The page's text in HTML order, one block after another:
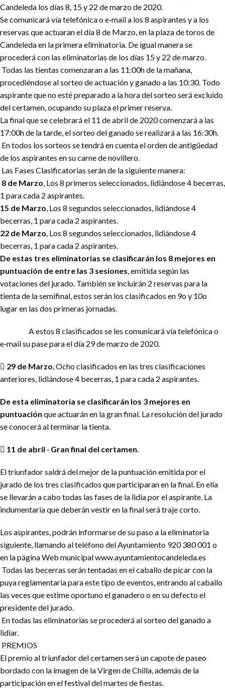
Candeleda los días 8, 15 y 22 de marzo de 2020.
Se comunicará vía telefónica o e‐mail a los 8 aspirantes y a los
reservas que actuaran el día 8 de Marzo, en la plaza de toros de
Candeleda en la primera eliminatoria. De igual manera se
procederá con las eliminatorias de los días 15 y 22 de marzo.
Todas las tientas comenzaran a las 11:00h de la mañana,
procediéndose al sorteo de actuación y ganado a las 10:30. Todo
aspirante que no esté preparado a la hora del sorteo será excluido
del certamen, ocupando su plaza el primer reserva.
La final que se celebrará el 11 de abril de 2020 comenzará a las
17:00h de la tarde, el sorteo del ganado se realizará a las 16:30h.
En todos los sorteos se tendrá en cuenta el orden de antigüedad
de los aspirantes en su carne de novillero.
Las Fases Clasificatorias serán de la siguiente manera:
8 de Marzo, Los 8 primeros seleccionados, lidiándose 4 becerras,
1 para cada 2 aspirantes.
15 de Marzo, Los 8 segundos seleccionados, lidiándose 4
becerras, 1 para cada 2 aspirantes.
22 de Marzo, Los 8 segundos seleccionados, lidiándose 4
becerras, 1 para cada 2 aspirantes.
De estas tres eliminatorias se clasificarán los 8 mejores en
puntuación de entre las 3 sesiones, emitida según las
votaciones del jurado. También se incluirán 2 reservas para la
tienta de la semifinal, estos serán los clasificados en 9o y 10o
lugar en las dos primeras jornadas.
A estos 8 clasificados se les comunicará vía telefónica o
e‐mail su pase para el día 29 de marzo de 2020.
 29 de Marzo, Ocho clasificados en las tres clasificaciones
anteriores, lidiándose 4 becerras, 1 para cada 2 aspirantes.
De esta eliminatoria se clasificarán los 3 mejores en
puntuación que actuarán en la gran final. La resolución del jurado
se conocerá al terminar la tienta.
 11 de abril ‐ Gran final del certamen.
El triunfador saldrá del mejor de la puntuación emitida por el
jurado de los tres clasificados que participaran en la final. En ella
se llevarán a cabo todas las fases de la lidia por el aspirante. La
indumentaria que deberán vestir en la final será traje corto.
Los aspirantes, podrán informarse de su paso a la eliminatoria
siguiente, llamando al teléfono del Ayuntamiento 920 380 001 o
en la página Web municipal www.ayuntamientocandeleda.es
Todas las becerras serán tentadas en el caballo de picar con la
puya reglamentaria para este tipo de eventos, entrando al caballo
las veces que estime oportuno el ganadero o en su defecto el
presidente del jurado.
En todas las eliminatorias se procederá al sorteo del ganado a
lidiar.
PREMIOS
El premio al triunfador del certamen será un capote de paseo
bordado con la imagen de la Virgen de Chilla, además de la
participación en el festival del martes de fiestas.